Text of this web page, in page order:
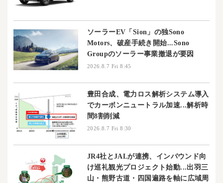
ソーラーEV「Sion」の独Sono
Motors、破産手続き開始...Sono
Groupのソーラー事業撤退が要因
2026.8.7 Fri 8:45
豊田合成、電力ロス解析システム導入
でカーボンニュートラル加速...解析時
間8割削減
2026.8.7 Fri 8:30
JR4社とJALが連携、インバウンド向
け巡礼観光プロジェクト始動...出羽三
山・熊野古道・四国遍路を軸に広域周